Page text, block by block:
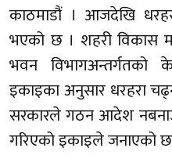
काठमाडौं । आजदेखि
भएको छ । शहरी विकास
भवन विभागअन्तर्गतको
इकाइका अनुसार धरहरा
सरकारले गठन आदेश
गरिएको इकाइले जनाएको